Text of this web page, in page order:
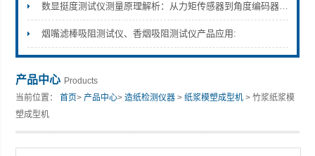
山东安尼麦特仪器有限公司
数显挺度测试仪测量原理解析：从力矩传感器到角度编码器的精度保障
烟嘴滤棒吸阻测试仪、香烟吸阻测试仪产品应用:
产品中心 Products
当前位置：首页>产品中心>造纸检测仪器 >纸浆模塑成型机 > 竹浆纸浆模
塑成型机